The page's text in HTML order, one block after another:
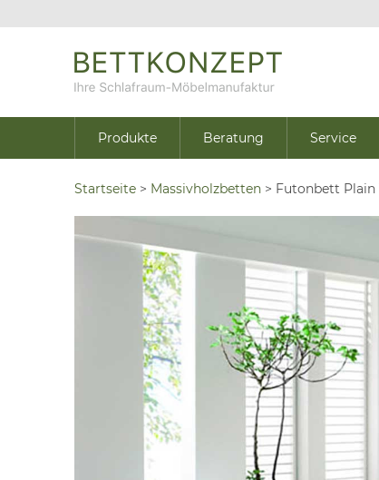
Produkte Beratung Service
Startseite > Massivholzbetten > Futonbett Plain